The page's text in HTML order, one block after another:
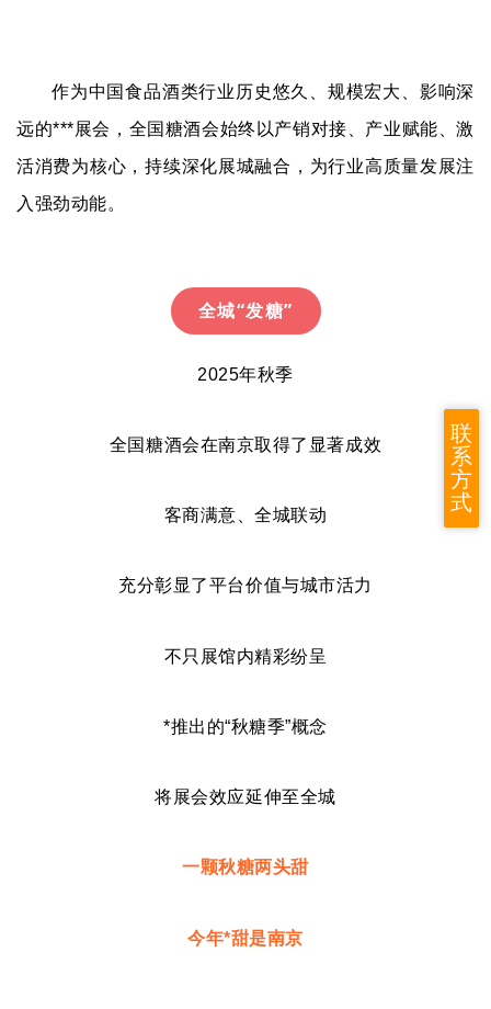
作为中国食品酒类行业历史悠久、规模宏大、影响深
远的***展会，全国糖酒会始终以产销对接、产业赋能、激
活消费为核心，持续深化展城融合，为行业高质量发展注
入强劲动能。
全城“发糖”
2025年秋季
全国糖酒会在南京取得了显著成效
客商满意、全城联动
充分彰显了平台价值与城市活力
不只展馆内精彩纷呈
*推出的“秋糖季”概念
将展会效应延伸至全城
一颗秋糖两头甜
今年*甜是南京
联
系
方
式